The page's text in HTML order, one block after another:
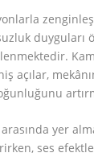
duyguları
açılar,
yer
ses